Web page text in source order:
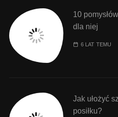
10
dla niej
6 LAT TEMU
Jak ułożyć
posiłku?